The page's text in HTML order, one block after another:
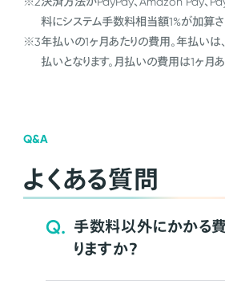
料にシステム手数料相当額1%が加算さ
※3年払いの1ヶ月あたりの費用。年払いは
払いとなります。月払いの費用は1ヶ月あ
Q&A
よくある質問
Q. 手数料以外にかかる
りますか？